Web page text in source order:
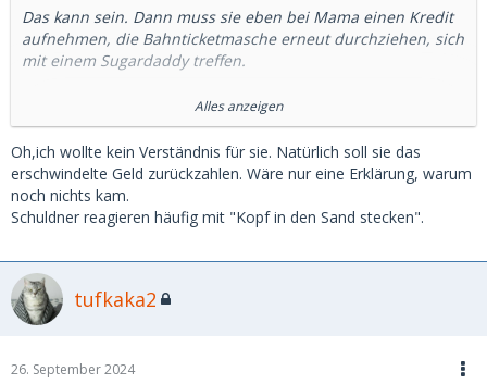
Das kann sein. Dann muss sie eben bei Mama einen Kredit
aufnehmen, die Bahnticketmasche erneut durchziehen, sich
mit einem Sugardaddy treffen.
Klappt das nicht, kommt der Gerichtsvollzieher.
Gibt es nichts zu pfänden, die Vermögensauskunft (früher
Offenbarungseid).
Aber einem gewissen Punkt muss dir das egal sein.
Alles anzeigen
Oh,ich wollte kein Verständnis für sie. Natürlich soll sie das
erschwindelte Geld zurückzahlen. Wäre nur eine Erklärung, warum
noch nichts kam.
Schuldner reagieren häufig mit "Kopf in den Sand stecken".
tufkaka2
26. September 2024